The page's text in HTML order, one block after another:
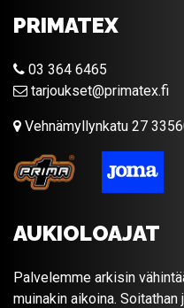
PRIMATEX
03 364 6465
tarjoukset@primatex.fi
Vehnämyllynkatu 27
AUKIOLOAJAT
Palvelemme arkisin
muinakin aikoina.